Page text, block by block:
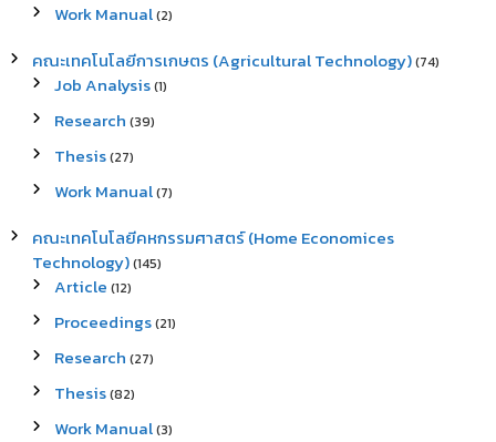
Work Manual(2)
คณะเทคโนโลยีการเกษตร (Agricultural Technology)(74)
Job Analysis(1)
Research (39)
Thesis(27)
Work Manual(7)
คณะเทคโนโลยีคหกรรมศาสตร์ (Home Economices
Technology)(145)
Article (12)
Proceedings(21)
Research (27)
Thesis(82)
Work Manual(3)